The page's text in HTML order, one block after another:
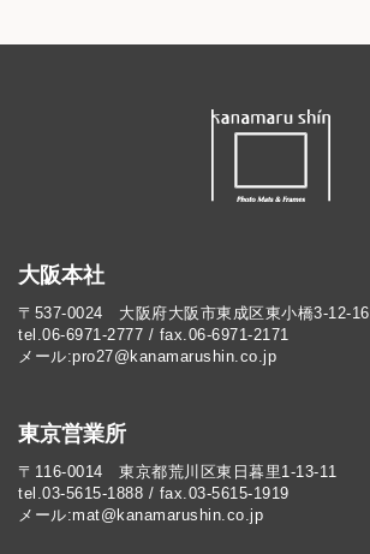
大阪本社
〒537-0024 大阪府大阪市東成区東小橋3-12-16
tel.06-6971-2777 / fax.06-6971-2171
メール:pro27@kanamarushin.co.jp​
東京営業所
〒116-0014 東京都荒川区東日暮里1-13-11
tel.03-5615-1888 / fax.03-5615-1919
メール:mat@kanamarushin.co.jp